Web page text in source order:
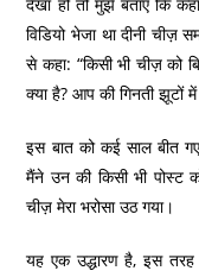
देखा हो तो मुझे बताएं कि
विडियो भेजा था दीनी चीज़
से कहा: “किसी भी चीज़ को
क्या है? आप की गिनती झूटों में
इस बात को कई साल बीत
मैंने उन की किसी भी पोस्ट
चीज़ मेरा भरोसा उठ गया।
यह एक उद्धारण है, इस तरह